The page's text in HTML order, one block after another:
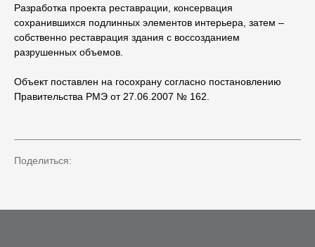
Разработка проекта реставрации, консервация
сохранившихся подлинных элементов интерьера, затем –
собственно реставрация здания с воссозданием
разрушенных объемов.
Объект поставлен на госохрану согласно постановлению
Правительства РМЭ от 27.06.2007 № 162.
Поделиться: